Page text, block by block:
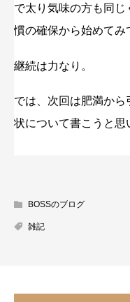
で太り気味の方も同
慣の確保から始めてみ
継続は力なり。
では、次回は肥満か
状について書こうと思
BOSSのブログ
雑記